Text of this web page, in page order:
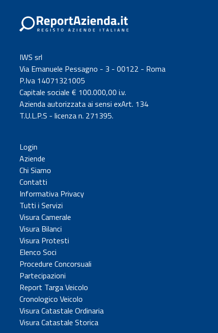
IWS srl
Via Emanuele Pessagno - 3 - 00122 - Roma
P.Iva 14071321005
Capitale sociale € 100.000,00 i.v.
Azienda autorizzata ai sensi exArt. 134
T.U.L.P.S - licenza n. 271395.
Login
Aziende
Chi Siamo
Contatti
Informativa Privacy
Tutti i Servizi
Visura Camerale
Visura Bilanci
Visura Protesti
Elenco Soci
Procedure Concorsuali
Partecipazioni
Report Targa Veicolo
Cronologico Veicolo
Visura Catastale Ordinaria
Visura Catastale Storica